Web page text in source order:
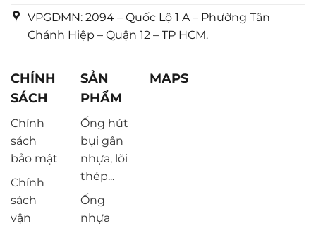
VPGDMN: 2094 – Quốc Lộ 1 A – Phường Tân
Chánh Hiệp – Quận 12 – TP HCM.
CHÍNH
SÁCH
Chính
sách
bảo mật
Chính
sách
vận
SẢN
PHẨM
Ống hút
bụi gân
nhựa, lõi
thép...
Ống
nhựa
MAPS